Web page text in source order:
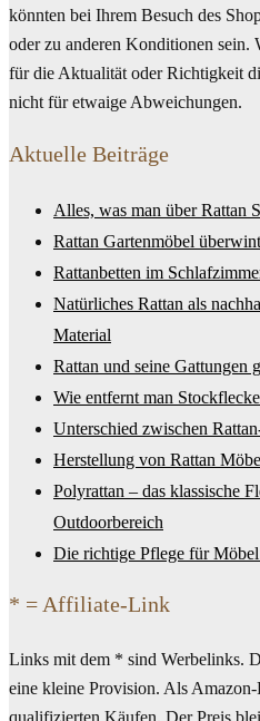
könnten bei Ihrem Besuch des
oder zu anderen Konditionen sein.
für die Aktualität oder Richtigkeit
nicht für etwaige Abweichungen.
Aktuelle Beiträge
Alles, was man über Rattan
Rattan Gartenmöbel
Rattanbetten im
Natürliches Rattan als
Material
Rattan und seine Gattungen
Wie entfernt man
Unterschied zwischen
Herstellung von Rattan
Polyrattan – das klassische
Outdoorbereich
Die richtige Pflege für Möbel
* = Affiliate-Link
Links mit dem * sind Werbelinks.
eine kleine Provision. Als
qualifizierten Käufen. Der Preis